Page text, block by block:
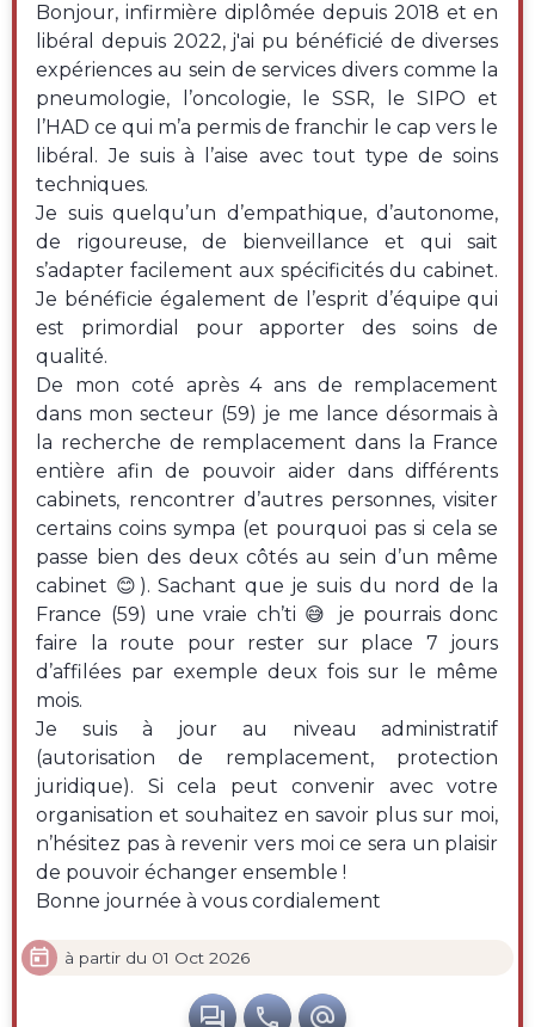
Bonjour, infirmière diplômée depuis 2018 et en
libéral depuis 2022, j'ai pu bénéficié de diverses
expériences au sein de services divers comme la
pneumologie, l’oncologie, le SSR, le SIPO et
l’HAD ce qui m’a permis de franchir le cap vers le
libéral. Je suis à l’aise avec tout type de soins
techniques.
Je suis quelqu’un d’empathique, d’autonome,
de rigoureuse, de bienveillance et qui sait
s’adapter facilement aux spécificités du cabinet.
Je bénéficie également de l’esprit d’équipe qui
est primordial pour apporter des soins de
qualité.
De mon coté après 4 ans de remplacement
dans mon secteur (59) je me lance désormais à
la recherche de remplacement dans la France
entière afin de pouvoir aider dans différents
cabinets, rencontrer d’autres personnes, visiter
certains coins sympa (et pourquoi pas si cela se
passe bien des deux côtés au sein d’un même
cabinet 😊). Sachant que je suis du nord de la
France (59) une vraie ch’ti 😅 je pourrais donc
faire la route pour rester sur place 7 jours
d’affilées par exemple deux fois sur le même
mois.
Je suis à jour au niveau administratif
(autorisation de remplacement, protection
juridique). Si cela peut convenir avec votre
organisation et souhaitez en savoir plus sur moi,
n’hésitez pas à revenir vers moi ce sera un plaisir
de pouvoir échanger ensemble !
Bonne journée à vous cordialement
 à partir du 01 Oct 2026
  